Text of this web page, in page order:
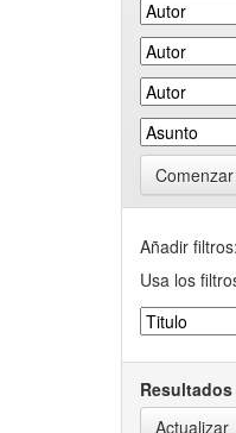
Añadir filtros:
Usa los